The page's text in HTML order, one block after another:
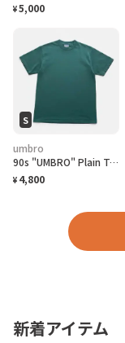
¥5,000
S
umbro
90s "UMBRO" Plain T-Shirt アンブロ 無地Tシャツ [S]
¥ 4,800
新着アイテム